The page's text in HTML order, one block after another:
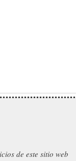
de este sitio web